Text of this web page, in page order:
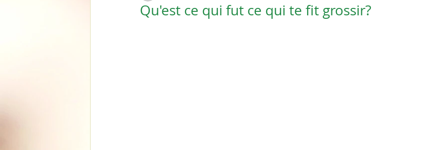
Qu'est ce qui fut ce qui te fit grossir?